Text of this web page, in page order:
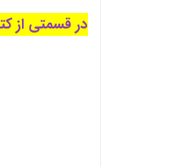
در قسمتی از